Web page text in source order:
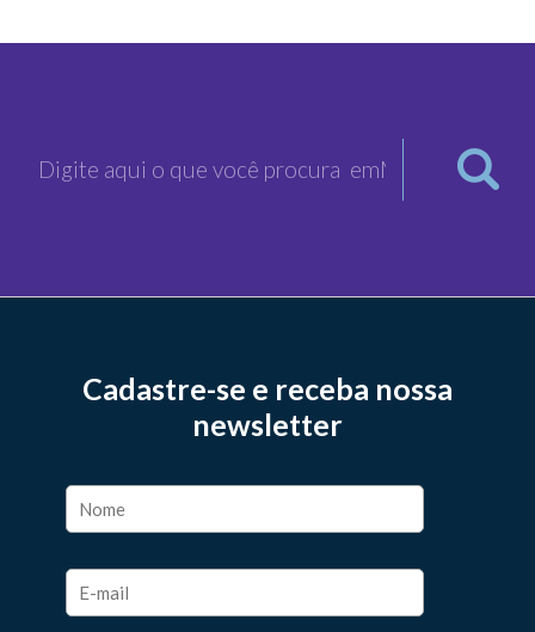
Cadastre-se e receba nossa
newsletter